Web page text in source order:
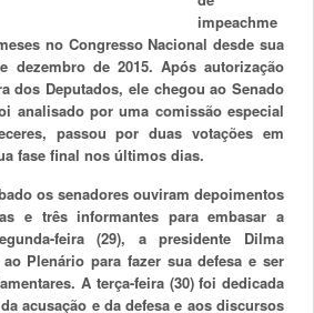
impeachme
no Congresso Nacional desde sua
dezembro de 2015. Após autorização
dos Deputados, ele chegou ao Senado
analisado por uma comissão especial
passou por duas votações em
fase final nos últimos dias.
os senadores ouviram depoimentos
e três informantes para embasar a
feira (29), a presidente Dilma
Plenário para fazer sua defesa e ser
A terça-feira (30) foi dedicada
acusação e da defesa e aos discursos